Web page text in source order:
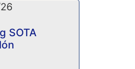
SOTA